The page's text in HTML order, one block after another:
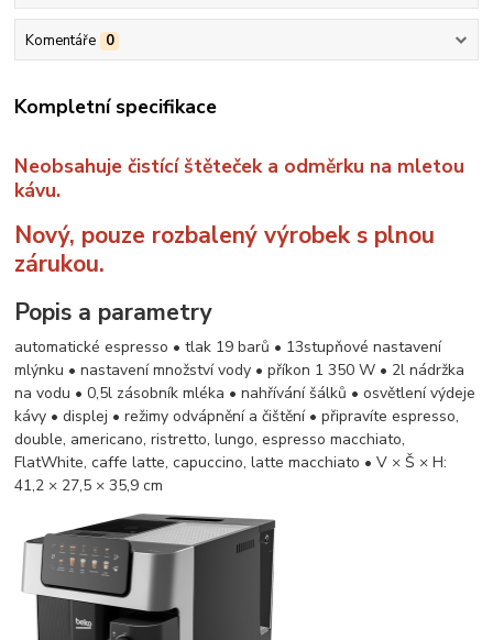
Komentáře 0
Kompletní specifikace
Neobsahuje čistící štěteček a odměrku na mletou
kávu.
Nový, pouze rozbalený výrobek s plnou
zárukou.
Popis a parametry
automatické espresso • tlak 19 barů • 13stupňové nastavení
mlýnku • nastavení množství vody • příkon 1 350 W • 2l nádržka
na vodu • 0,5l zásobník mléka • nahřívání šálků • osvětlení výdeje
kávy • displej • režimy odvápnění a čištění • připravíte espresso,
double, americano, ristretto, lungo, espresso macchiato,
FlatWhite, caffe latte, capuccino, latte macchiato • V × Š × H:
41,2 × 27,5 × 35,9 cm